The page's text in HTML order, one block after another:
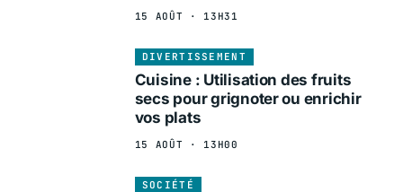
15 AOÛT · 13H31
DIVERTISSEMENT
Cuisine : Utilisation des fruits
secs pour grignoter ou enrichir
vos plats
15 AOÛT · 13H00
SOCIÉTÉ